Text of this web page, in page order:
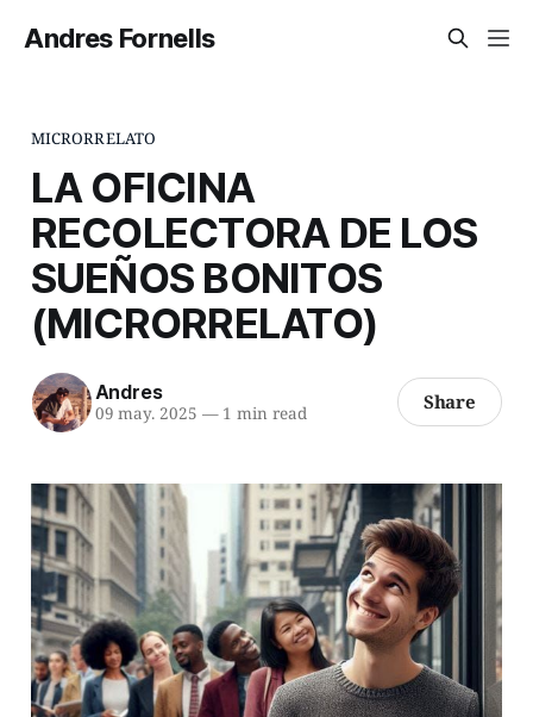
Andres Fornells
MICRORRELATO
LA OFICINA
RECOLECTORA DE LOS
SUEÑOS BONITOS
(MICRORRELATO)
Andres
09 may. 2025 —1 min read Share